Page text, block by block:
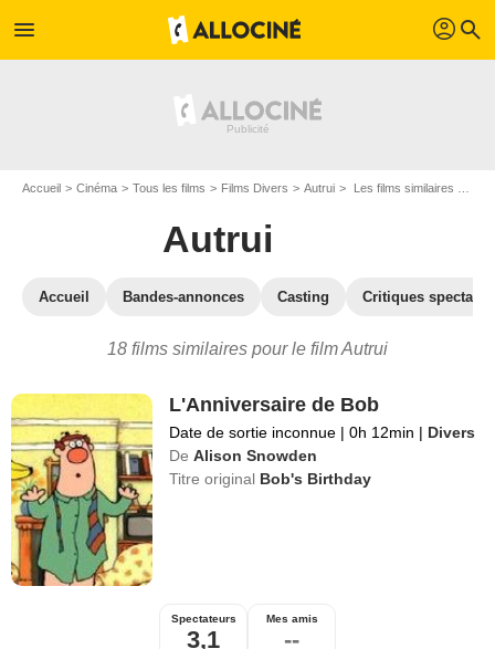
menu profil search
Accueil Cinéma Tous les films Films Divers Autrui Les films similaires à "Autrui"
Autrui
Accueil Bandes-annonces Casting Critiques
18 films similaires pour le film Autrui
L'Anniversaire de Bob
Date de sortie inconnue | 0h 12min | Divers
De Alison Snowden
Titre original Bob's Birthday
Spectateurs
3,1
Mes amis
--